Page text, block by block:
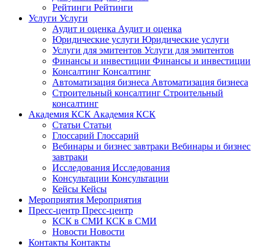
Рейтинги Рейтинги
Услуги Услуги
Аудит и оценка Аудит и оценка
Юридические услуги Юридические услуги
Услуги для эмитентов Услуги для эмитентов
Финансы и инвестиции Финансы и инвестиции
Консалтинг Консалтинг
Автоматизация бизнеса Автоматизация бизнеса
Строительный консалтинг Строительный
консалтинг
Академия КСК Академия КСК
Статьи Статьи
Глоссарий Глоссарий
Вебинары и бизнес завтраки Вебинары и бизнес
завтраки
Исследования Исследования
Консультации Консультации
Кейсы Кейсы
Мероприятия Мероприятия
Пресс-центр Пресс-центр
КСК в СМИ КСК в СМИ
Новости Новости
Контакты Контакты